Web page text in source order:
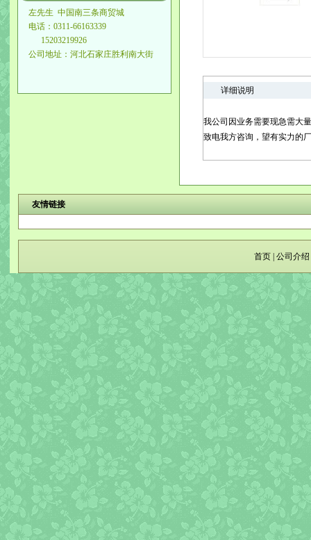
左先生 中国南三条商贸城
电话：0311-66163339
15203219926
公司地址：河北石家庄胜利南大街
详细说明
我公司因业务需要现急需大
致电我方咨询，望有实力的
友情链接
首页 公司介绍